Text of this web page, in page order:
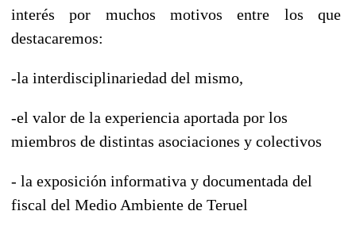
interés por muchos motivos entre los que
destacaremos:
-la interdisciplinariedad del mismo,
-el valor de la experiencia aportada por los
miembros de distintas asociaciones y colectivos
- la exposición informativa y documentada del
fiscal del Medio Ambiente de Teruel